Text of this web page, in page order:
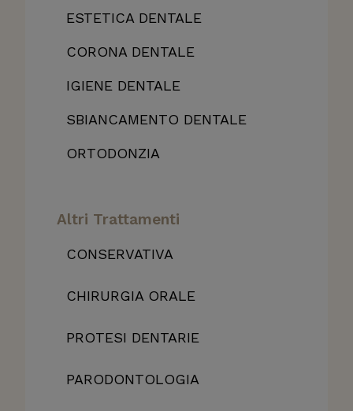
ESTETICA DENTALE
CORONA DENTALE
IGIENE DENTALE
SBIANCAMENTO DENTALE
ORTODONZIA
Altri Trattamenti
CONSERVATIVA
CHIRURGIA ORALE
PROTESI DENTARIE
PARODONTOLOGIA